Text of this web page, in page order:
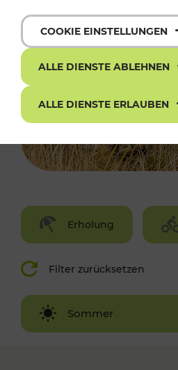
Erholung
Filter zurücksetzen
Sommer
Winter
COOKIE EINSTELLUNGEN
ALLE DIENSTE ABLEHNEN
ALLE DIENSTE ERLAUBEN